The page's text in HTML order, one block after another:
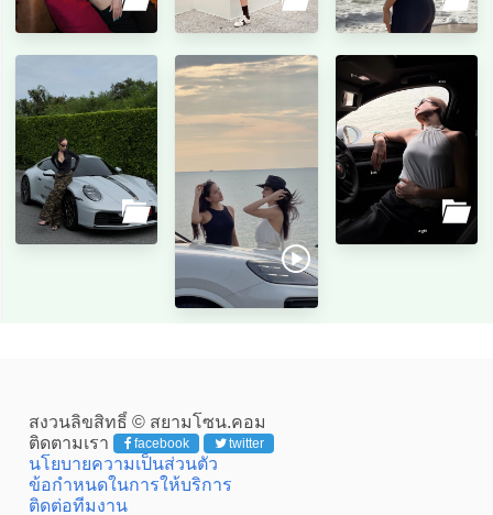
สงวนลิขสิทธิ์ © สยามโซน.คอม
ติดตามเรา
facebook twitter
นโยบายความเป็นส่วนตัว
ข้อกำหนดในการให้บริการ
ติดต่อทีมงาน